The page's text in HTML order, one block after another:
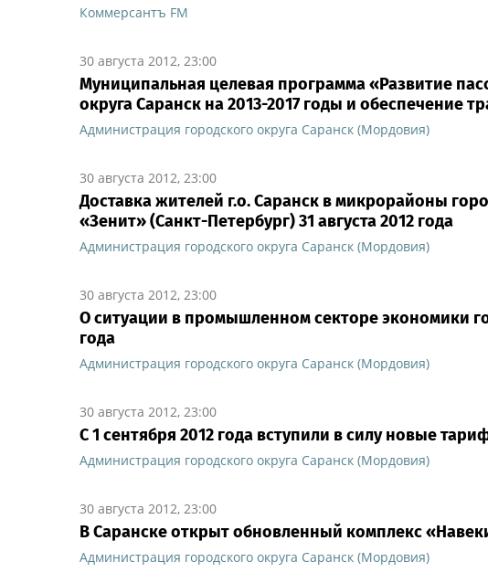
Коммерсантъ FM
30 августа 2012, 23:00
Муниципальная целевая программа «Развитие
округа Саранск на 2013-2017 годы и обеспечение
Администрация городского округа Саранск (Мордовия)
30 августа 2012, 23:00
Доставка жителей г.о. Саранск в микрорайоны
«Зенит» (Санкт-Петербург) 31 августа 2012 года
Администрация городского округа Саранск (Мордовия)
30 августа 2012, 23:00
О ситуации в промышленном секторе экономики
года
Администрация городского округа Саранск (Мордовия)
30 августа 2012, 23:00
С 1 сентября 2012 года вступили в силу новые
Администрация городского округа Саранск (Мордовия)
30 августа 2012, 23:00
В Саранске открыт обновленный комплекс
Администрация городского округа Саранск (Мордовия)